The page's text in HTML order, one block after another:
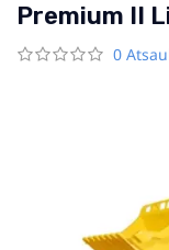
Premium II
0